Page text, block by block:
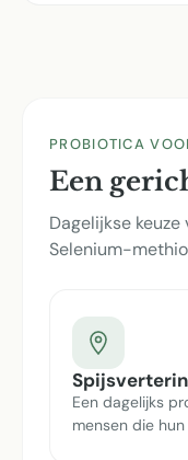
PROBIOTICA
Een
Dagelijkse
Selenium-
Een dagelijks
mensen die